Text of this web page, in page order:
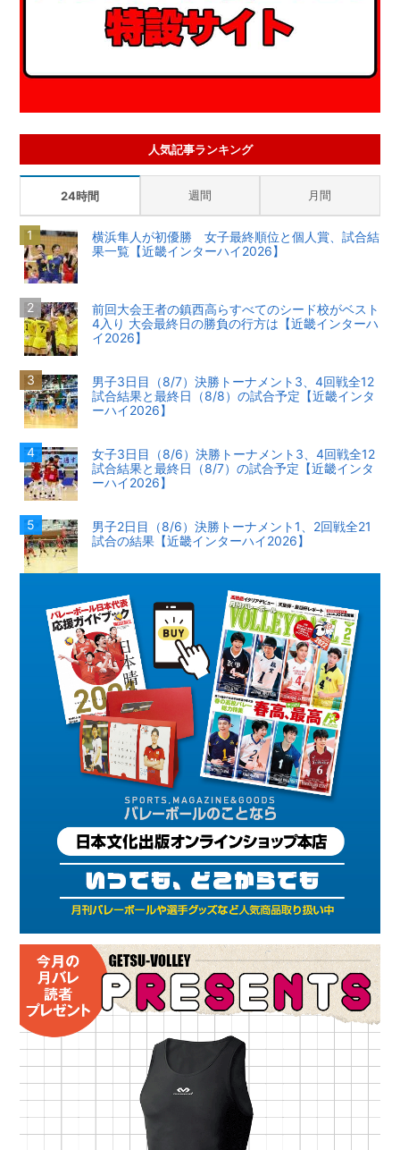
人気記事ランキング
24時間 週間 月間
横浜隼人が初優勝 女子最終順位と個人賞、試合結
果一覧【近畿インターハイ2026】
前回大会王者の鎮西高らすべてのシード校がベスト
4入り 大会最終日の勝負の行方は【近畿インターハ
イ2026】
男子3日目（8/7）決勝トーナメント3、4回戦全12
試合結果と最終日（8/8）の試合予定【近畿インタ
ーハイ2026】
女子3日目（8/6）決勝トーナメント3、4回戦全12
試合結果と最終日（8/7）の試合予定【近畿インタ
ーハイ2026】
男子2日目（8/6）決勝トーナメント1、2回戦全21
試合の結果【近畿インターハイ2026】